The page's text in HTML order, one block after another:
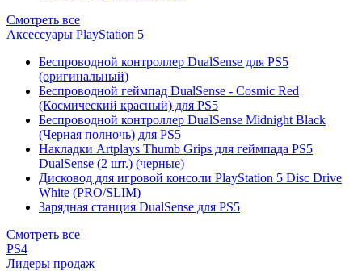
Смотреть все
Аксессуары PlayStation 5
Беспроводной контроллер DualSense для PS5
(оригинальный)
Беспроводной геймпад DualSense - Cosmic Red
(Космический красный) для PS5
Беспроводной контроллер DualSense Midnight Black
(Черная полночь) для PS5
Накладки Artplays Thumb Grips для геймпада PS5
DualSense (2 шт.) (черные)
Дисковод для игровой консоли PlayStation 5 Disc Drive
White (PRO/SLIM)
Зарядная станция DualSense для PS5
Смотреть все
PS4
Лидеры продаж